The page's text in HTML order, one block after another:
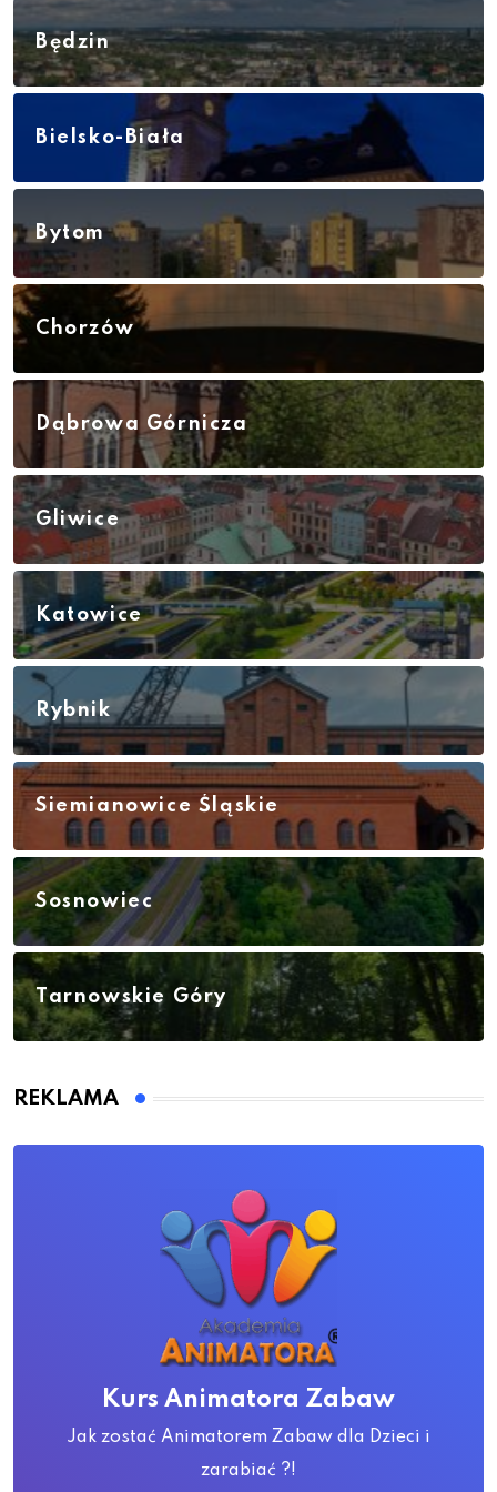
Będzin
Bielsko-Biała
Bytom
Chorzów
Dąbrowa Górnicza
Gliwice
Katowice
Rybnik
Siemianowice Śląskie
Sosnowiec
Tarnowskie Góry
REKLAMA
Kurs Animatora Zabaw
Jak zostać Animatorem Zabaw dla Dzieci i
zarabiać ?!